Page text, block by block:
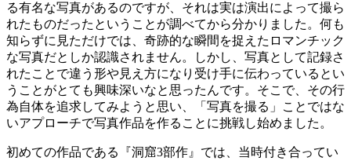
る有名な写真があるのですが、それは実は演出によって撮ら
れたものだったということが調べてから分かりました。何も
知らずに見ただけでは、奇跡的な瞬間を捉えたロマンチック
な写真だとしか認識されません。しかし、写真として記録さ
れたことで違う形や見え方になり受け手に伝わっているとい
うことがとても興味深いなと思ったんです。そこで、その行
為自体を追求してみようと思い、「写真を撮る」ことではな
いアプローチで写真作品を作ることに挑戦し始めました。
初めての作品である『洞窟3部作』では、当時付き合ってい